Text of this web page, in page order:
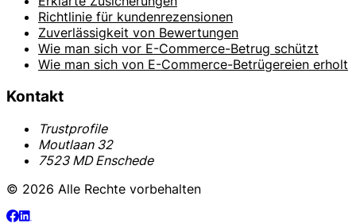
Richtlinie für kundenrezensionen
Zuverlässigkeit von Bewertungen
Wie man sich vor E-Commerce-Betrug schützt
Wie man sich von E-Commerce-Betrügereien erholt
Kontakt
Trustprofile
Moutlaan 32
7523 MD Enschede
© 2026 Alle Rechte vorbehalten